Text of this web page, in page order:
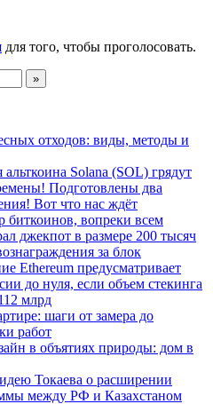
для того, чтобы проголосовать.
отходов: виды, методы и
альткоина Solana (SOL) грядут
Подготовлены два
Вот что нас ждёт
вопреки всем
джекпот в размере 200 тысяч
за блок
Ethereum предусматривает
до нуля, если объем стекинга
млрд
шаги от замера до
работ
в объятиях природы: дом в
Токаева о расширении
между РФ и Казахстаном